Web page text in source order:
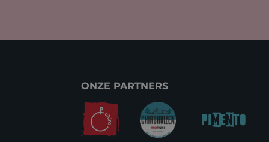
ONZE PARTNERS